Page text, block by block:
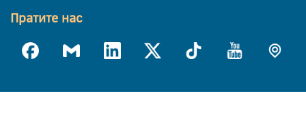
Пратите нас